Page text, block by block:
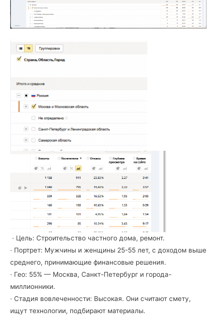
· Цель: Строительство частного дома, ремонт.
· Портрет: Мужчины и женщины 25-55 лет, с доходом выше
среднего, принимающие финансовые решения.
· Гео: 55% — Москва, Санкт-Петербург и города-
миллионники.
· Стадия вовлеченности: Высокая. Они считают смету,
ищут технологии, подбирают материалы.